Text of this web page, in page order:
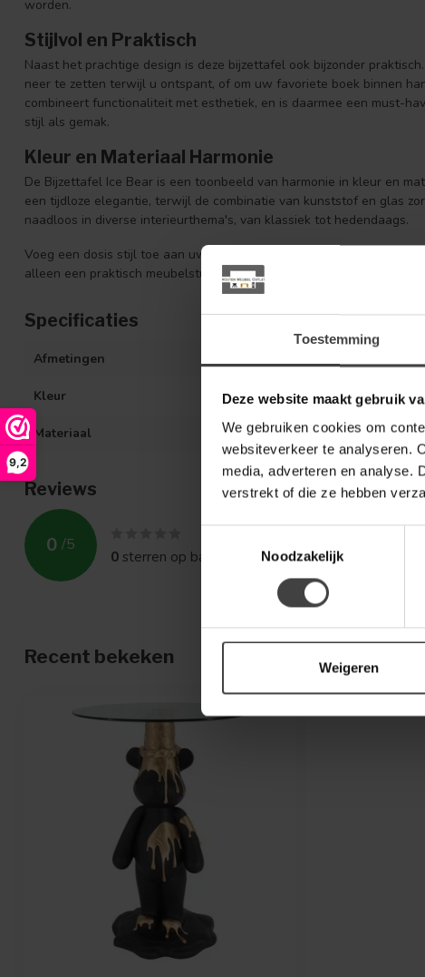
Toestemming
Deze website maakt gebruik
We gebruiken cookies om
websiteverkeer te analyseren.
media, adverteren en analyse.
verstrekt of die ze hebben
Noodzakelijk
Weigeren
9,2
worden.
Stijlvol en Praktisch
Naast het prachtige design is deze bijzettafel ook bijzonder
neer te zetten terwijl u ontspant, of om uw favoriete boek binnen
combineert functionaliteit met esthetiek, en is daarmee een must-
stijl als gemak.
Kleur en Materiaal Harmonie
De Bijzettafel Ice Bear is een toonbeeld van harmonie in kleur en
een tijdloze elegantie, terwijl de combinatie van kunststof en glas
naadloos in diverse interieurthema's, van klassiek tot hedendaags.
Voeg een dosis stijl toe aan uw huis met de Bijzettafel Ice Bear van
alleen een praktisch meubelstuk, maar ook een statement in uw
Specificaties
Afmetingen
Kleur Zwart en goud
Materiaal Polyresin en glas
Reviews
0 /5
0sterren op basis van beoordelingen
Recent bekeken